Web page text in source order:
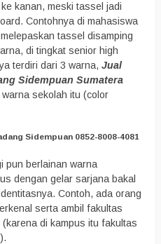
kanan, meski tassel jadi
Contohnya di mahasiswa
tassel disamping
di tingkat senior high
terdiri dari 3 warna, Jual
Sidempuan Sumatera
sekolah itu (color
Sidempuan 0852-8008-4081
pun berlainan warna
dengan gelar sarjana bakal
Contoh, ada orang
serta ambil fakultas
di kampus itu fakultas